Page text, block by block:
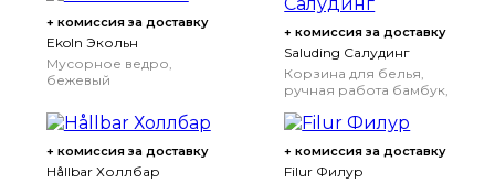
+ комиссия за доставку
Ekoln Экольн
Мусорное ведро,
бежевый
+ комиссия за доставку
Saluding Салудинг
Корзина для белья,
ручная работа бамбук,
+ комиссия за доставку
Hållbar Холлбар
+ комиссия за доставку
Filur Филур